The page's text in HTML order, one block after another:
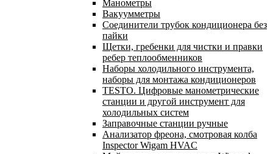
Манометры
Вакуумметры
Соединители трубок кондиционера без
пайки
Щетки, гребенки для чистки и правки
ребер теплообменников
Наборы холодильного инструмента,
наборы для монтажа кондиционеров
TESTO. Цифровые манометрические
станции и другой инструмент для
холодильных систем
Заправочные станции ручные
Анализатор фреона, смотровая колба
Inspector Wigam HVAC